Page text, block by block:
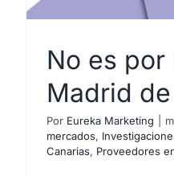
No es
Madrid
Por Eureka Marketing
mercados,
Canarias, Proveedores